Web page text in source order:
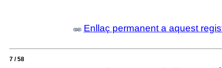
Enllaç permanent a aquest
7 / 58